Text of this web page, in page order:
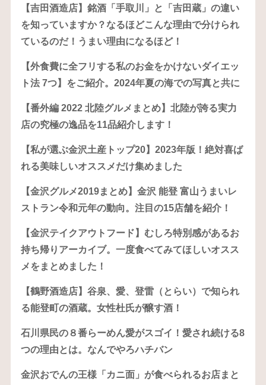
【吉田酒造店】銘酒「手取川」と「吉田蔵」の違い
を知っていますか？なるほどこんな理由で分けられ
ているのだ！うまい理由になるほど！
【外食費に全フリする私のお金をかけないダイエッ
ト法 7つ】をご紹介。2024年夏の海での写真と共に
【番外編 2022 北陸グルメまとめ】北陸が誇る実力
店の究極の逸品を11品紹介します！
【私が選ぶ金沢土産トップ20】2023年版！絶対喜ば
れる美味しいオススメだけ集めました
【金沢グルメ2019まとめ】金沢 能登 富山うまいレ
ストラン令和元年の動向。注目の15店舗を紹介！
【金沢テイクアウトフード】むしろ特別感があるお
持ち帰りアーカイブ。一度食べてみてほしいオスス
メをまとめました！
【鶴野酒造店】谷泉、愛、登雷（とらい）で知られ
る能登町の酒蔵。女性杜氏が醸す酒！
石川県民の８番らーめん愛がスゴイ！愛され続ける8
つの理由とは。なんでやろハチバン
金沢おでんの王様「カニ面」が食べられるお店まと